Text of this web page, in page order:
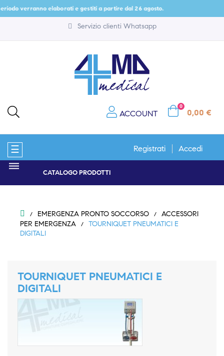
verranno elaborati e gestiti a partire dal 26 agosto.
Servizio clienti Whatsapp
ACCOUNT
0
0,00 €
navigazione
Toggle
☰ Registrati Accedi
CATALOGO PRODOTTI
EMERGENZA PRONTO SOCCORSO
ACCESSORI
PER EMERGENZA
TOURNIQUET PNEUMATICI E
DIGITALI
TOURNIQUET PNEUMATICI E
DIGITALI